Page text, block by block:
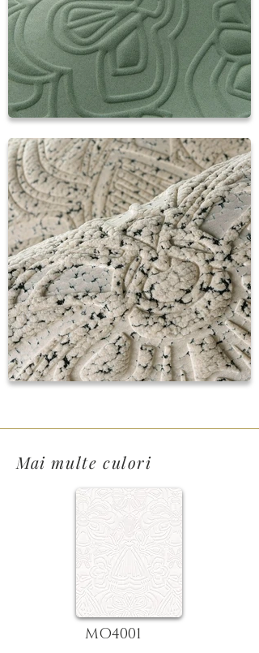
Mai multe culori
MO4001